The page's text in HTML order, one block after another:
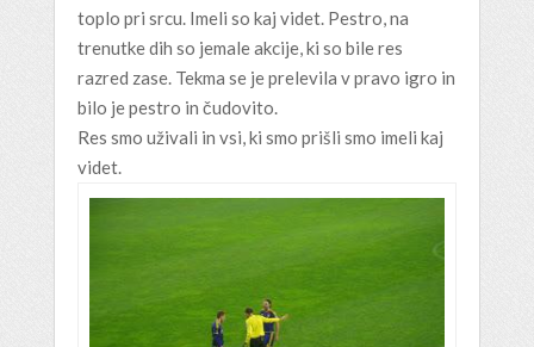
toplo pri srcu. Imeli so kaj videt. Pestro, na
trenutke dih so jemale akcije, ki so bile res
razred zase. Tekma se je prelevila v pravo igro in
bilo je pestro in čudovito.
Res smo uživali in vsi, ki smo prišli smo imeli kaj
videt.